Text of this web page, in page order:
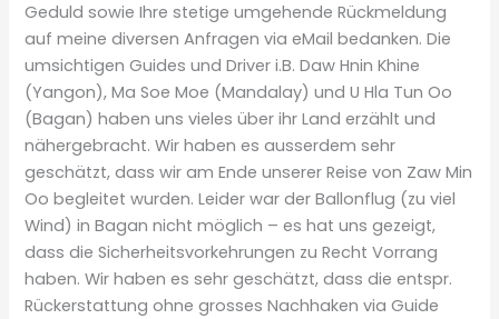
Geduld sowie Ihre stetige umgehende Rückmeldung
auf meine diversen Anfragen via eMail bedanken. Die
umsichtigen Guides und Driver i.B. Daw Hnin Khine
(Yangon), Ma Soe Moe (Mandalay) und U Hla Tun Oo
(Bagan) haben uns vieles über ihr Land erzählt und
nähergebracht. Wir haben es ausserdem sehr
geschätzt, dass wir am Ende unserer Reise von Zaw Min
Oo begleitet wurden. Leider war der Ballonflug (zu viel
Wind) in Bagan nicht möglich – es hat uns gezeigt,
dass die Sicherheitsvorkehrungen zu Recht Vorrang
haben. Wir haben es sehr geschätzt, dass die entspr.
Rückerstattung ohne grosses Nachhaken via Guide